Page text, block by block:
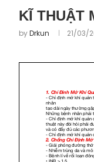
KĨ THUẬT
byDrkun 21/03/